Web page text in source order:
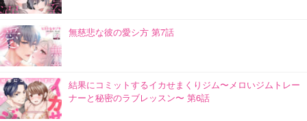
無慈悲な彼の愛シ方 第7話
結果にコミットするイカせまくりジム〜メロいジムトレー
ナーと秘密のラブレッスン〜 第6話